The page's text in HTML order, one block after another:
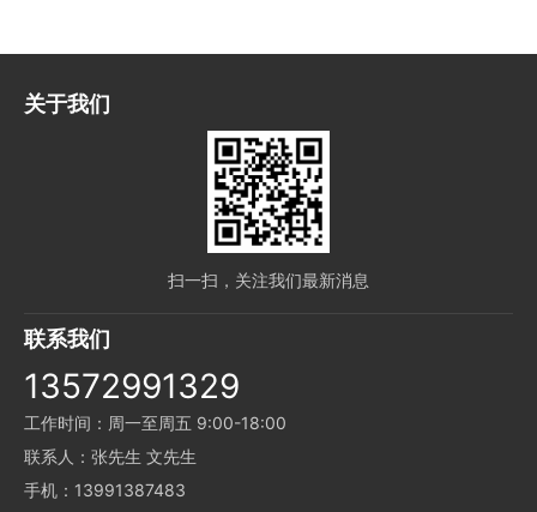
关于我们
扫一扫，关注我们最新消息
联系我们
13572991329
工作时间：周一至周五 9:00-18:00
联系人：张先生 文先生
手机：13991387483